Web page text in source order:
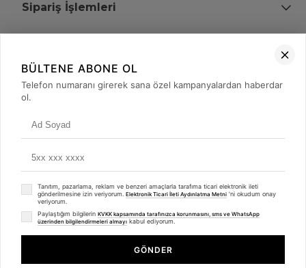
Sipariş İşlemleri
+90 (850) 473 08 08
© 2008 - 2026merterelektronik.com
- Tüm Hakları Saklıdır. Kredi kartı bilgileriniz 256bit SSL sertifikası ile
Whatsapp
BÜLTENE ABONE OL
Telefon numaranı girerek sana özel kampanyalardan haberdar
ol.
Tanıtım, pazarlama, reklam ve benzeri amaçlarla tarafıma ticari elektronik ileti
gönderilmesine izin veriyorum. Elektronik Ticari İleti Aydınlatma Metni 'ni okudum onay
veriyorum.
Paylaştığım bilgilerin KVKK kapsamında tarafınızca korunmasını, sms ve WhatsApp
üzerinden bilgilendirmeleri almayı kabul ediyorum.
GÖNDER